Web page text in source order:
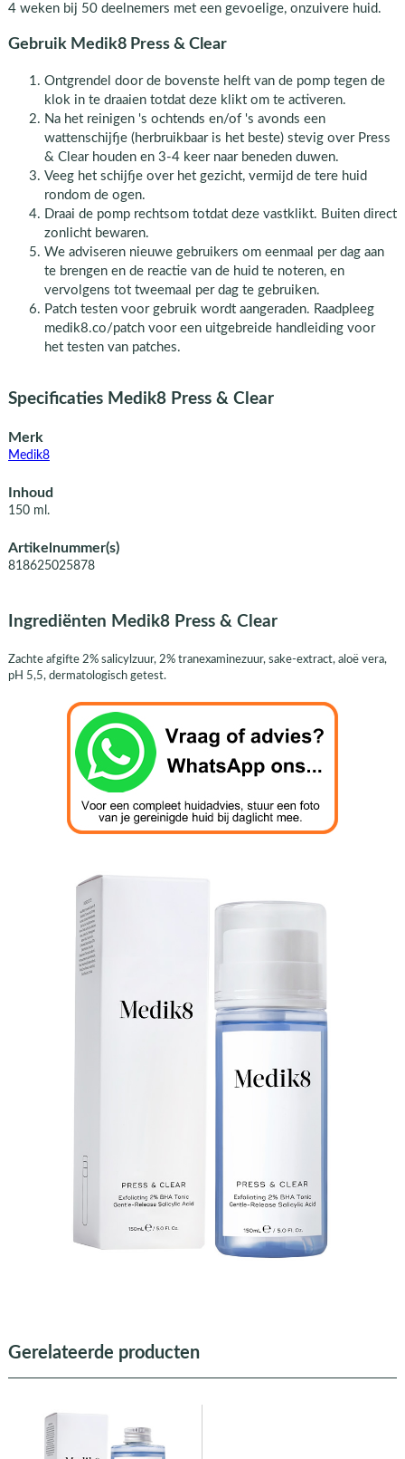
4 weken bij 50 deelnemers met een gevoelige, onzuivere huid.
Gebruik Medik8 Press & Clear
Ontgrendel door de bovenste helft van de pomp tegen de
klok in te draaien totdat deze klikt om te activeren.
Na het reinigen 's ochtends en/of 's avonds een
wattenschijfje (herbruikbaar is het beste) stevig over Press
& Clear houden en 3-4 keer naar beneden duwen.
Veeg het schijfje over het gezicht, vermijd de tere huid
rondom de ogen.
Draai de pomp rechtsom totdat deze vastklikt. Buiten direct
zonlicht bewaren.
We adviseren nieuwe gebruikers om eenmaal per dag aan
te brengen en de reactie van de huid te noteren, en
vervolgens tot tweemaal per dag te gebruiken.
Patch testen voor gebruik wordt aangeraden. Raadpleeg
medik8.co/patch voor een uitgebreide handleiding voor
het testen van patches.
Specificaties Medik8 Press & Clear
Merk
Medik8
Inhoud
150 ml.
Artikelnummer(s)
818625025878
Ingrediënten Medik8 Press & Clear
Zachte afgifte 2% salicylzuur, 2% tranexaminezuur, sake-extract, aloë vera,
pH 5,5, dermatologisch getest.
Gerelateerde producten